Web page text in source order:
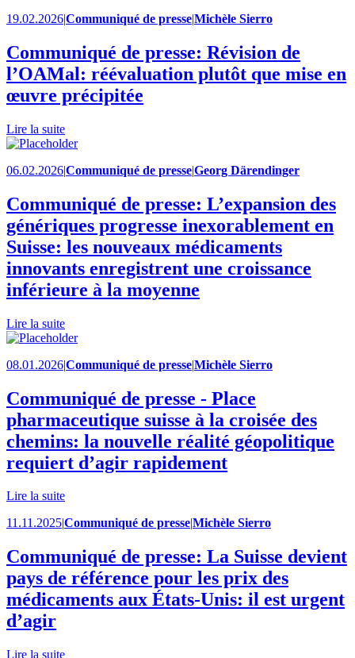
19.02.2026|Communiqué de presse|Michèle Sierro
Communiqué de presse: Révision de
l’OAMal: réévaluation plutôt que mise en
œuvre précipitée
Lire la suite
06.02.2026|Communiqué de presse|Georg Därendinger
Communiqué de presse: L’expansion des
génériques progresse inexorablement en
Suisse: les nouveaux médicaments
innovants enregistrent une croissance
inférieure à la moyenne
Lire la suite
08.01.2026|Communiqué de presse|Michèle Sierro
Communiqué de presse - Place
pharmaceutique suisse à la croisée des
chemins: la nouvelle réalité géopolitique
requiert d’agir rapidement
Lire la suite
11.11.2025Communiqué de presseMichèle Sierro
Communiqué de presse: La Suisse devient
pays de référence pour les prix des
médicaments aux États-Unis: il est urgent
d’agir
Lire la suite